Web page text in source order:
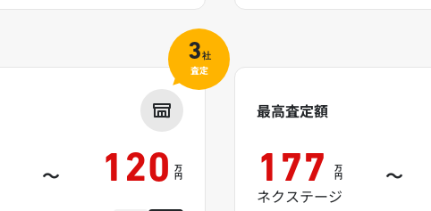
～ 120 万
円
3社
査定
最高査定額
177 万
円 ～
ネクステージ